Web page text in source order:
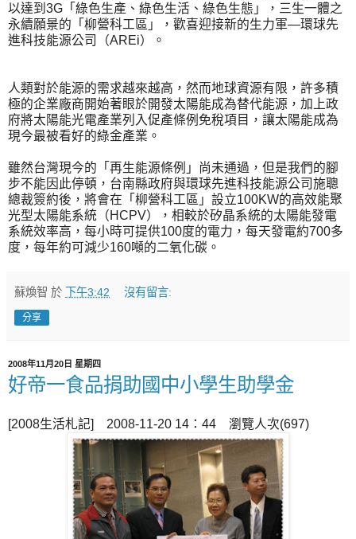
以達到3G「綠色生產、綠色生活、綠色生態」，三生一體之
永續願景的「柳營科工區」，歡喜迎接新的生力軍—環球先
進科技能源公司（AREi）。
人類對於能源的需求越來越高，然而地球資源有限，許多積
極的企業廠商開始著眼於開發太陽能成為替代能源，加上政
府將太陽能光電產業列入促產條例免稅項目，讓太陽能成為
現今最被看好的綠金產業。
雖然台灣現今的「再生能源條例」尚未通過，但是我們的腳
步不能因此停頓，台南縣政府與環球先進科技能源公司施聰
總裁簽約後，將會在「柳營科工區」設立100KW的高效能聚
光型太陽能系統（HCPV），相較於矽晶系統的太陽能發電
系統效率高，每小時可提供100度的電力，每天發電約700多
度，每年約可減少160噸的二氧化碳。
蘇煥智 於 下午3:42 沒有留言:
分享
2008年11月20日 星期四
好帝一食品捐助國中小學生助學金
[2008生活札記] 2008-11-20 14：44 瀏覽人次(697)